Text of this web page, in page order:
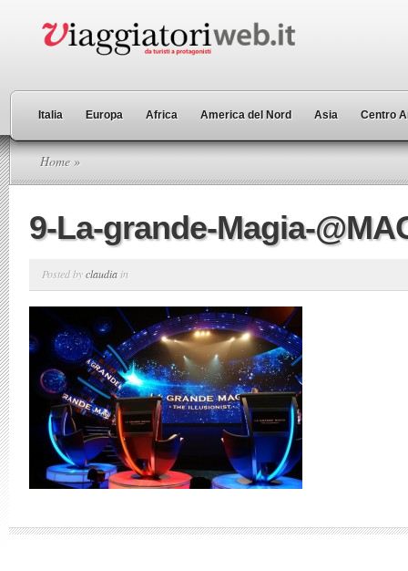
Italia Europa Africa America del Nord Asia Centro
Home »
9-La-grande-Magia-
Posted byclaudia in